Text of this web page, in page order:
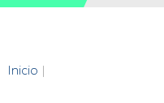
Inicio |